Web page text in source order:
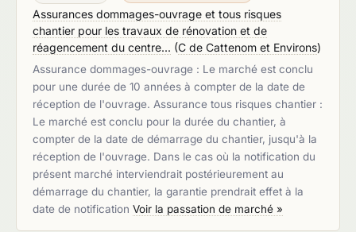
Assurances dommages-ouvrage et tous risques
chantier pour les travaux de rénovation et de
réagencement du centre... (C de Cattenom et Environs)
Assurance dommages-ouvrage : Le marché est conclu
pour une durée de 10 années à compter de la date de
réception de l'ouvrage. Assurance tous risques chantier :
Le marché est conclu pour la durée du chantier, à
compter de la date de démarrage du chantier, jusqu'à la
réception de l'ouvrage. Dans le cas où la notification du
présent marché interviendrait postérieurement au
démarrage du chantier, la garantie prendrait effet à la
date de notification Voir la passation de marché »